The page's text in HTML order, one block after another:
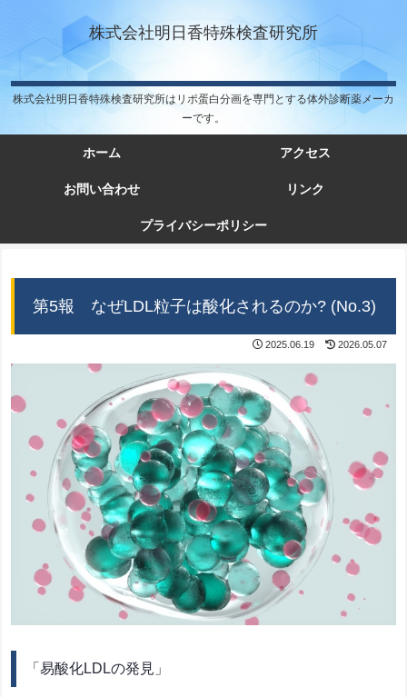
株式会社明日香特殊検査研究所
株式会社明日香特殊検査研究所はリポ蛋白分画を専門とする体外診断薬メーカ
ーです。
ホーム アクセス
お問い合わせ リンク
プライバシーポリシー
第5報 なぜLDL粒子は酸化されるのか? (No.3)
2025.06.19 2026.05.07
「易酸化LDLの発見」